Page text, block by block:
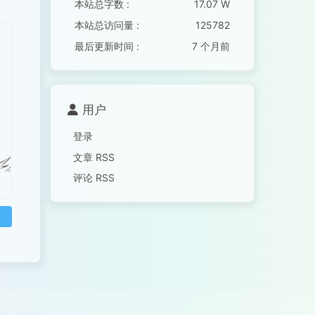
本站总字数 :
17.07 W
本站总访问量 :
125782
最后更新时间 :
7 个月前
用户
登录
文章 RSS
评论 RSS